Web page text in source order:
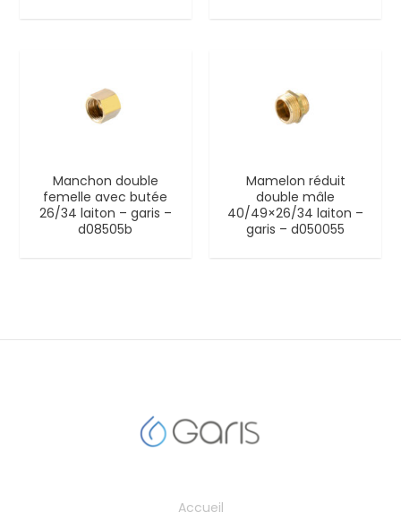
Manchon double
femelle avec butée
26/34 laiton – garis –
d08505b
Mamelon réduit
double mâle
40/49×26/34 laiton –
garis – d050055
Accueil